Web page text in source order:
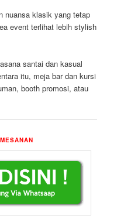
nuansa klasik yang tetap
event terlihat lebih stylish
santai dan kasual
itu, meja bar dan kursi
booth promosi, atau